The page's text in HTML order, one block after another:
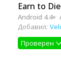
Earn to
Android 4.4+
Добавил:
Проверен